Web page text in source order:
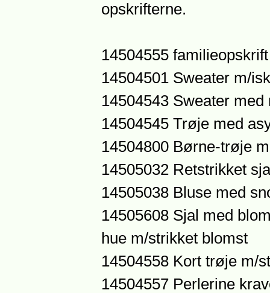
opskrifterne.
14504555 familieopskrift
14504501 Sweater m/
14504543 Sweater
14504545 Trøje med
14504800 Børne-trøje
14505032 Retstrikket
14505038 Bluse med
14505608 Sjal med
hue m/strikket blomst
14504558 Kort trøje m/
14504557 Perlerine